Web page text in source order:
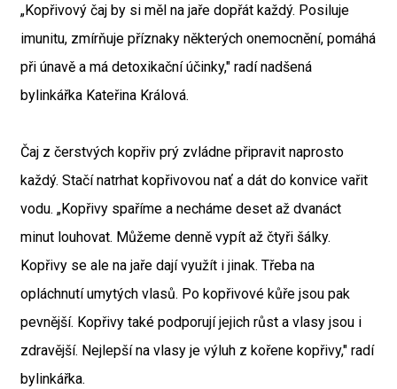
„Kopřivový čaj by si měl na jaře dopřát každý. Posiluje
imunitu, zmírňuje příznaky některých onemocnění, pomáhá
při únavě a má detoxikační účinky," radí nadšená
bylinkářka Kateřina Králová.
Čaj z čerstvých kopřiv prý zvládne připravit naprosto
každý. Stačí natrhat kopřivovou nať a dát do konvice vařit
vodu. „Kopřivy spaříme a necháme deset až dvanáct
minut louhovat. Můžeme denně vypít až čtyři šálky.
Kopřivy se ale na jaře dají využít i jinak. Třeba na
opláchnutí umytých vlasů. Po kopřivové kůře jsou pak
pevnější. Kopřivy také podporují jejich růst a vlasy jsou i
zdravější. Nejlepší na vlasy je výluh z kořene kopřivy," radí
bylinkářka.